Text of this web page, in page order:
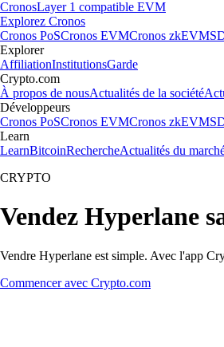
CronosLayer 1 compatible EVM
Explorez Cronos
Cronos PoSCronos EVMCronos zkEVM
Explorer
AffiliationInstitutionsGarde
Crypto.com
À propos de nousActualités de la société
Développeurs
Cronos PoSCronos EVMCronos zkEVM
Learn
LearnBitcoinRechercheActualités du
CRYPTO
Vendez Hyperlane
Vendre Hyperlane est simple. Avec l'app
Commencer avec Crypto.com